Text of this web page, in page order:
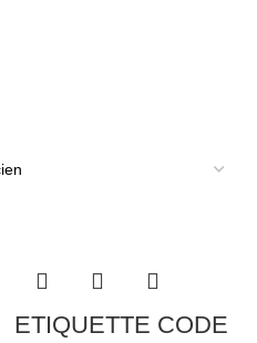
ETIQUETTE CODE